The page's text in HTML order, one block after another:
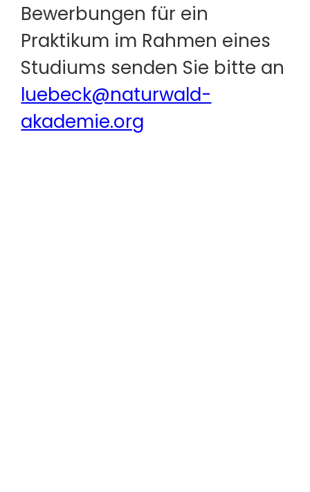
Bewerbungen für ein
Praktikum im Rahmen eines
Studiums senden Sie bitte an
luebeck@naturwald-
akademie.org